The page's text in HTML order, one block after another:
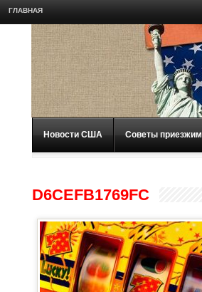
ГЛАВНАЯ
Новости США Советы приезжим
D6CEFB1769FC